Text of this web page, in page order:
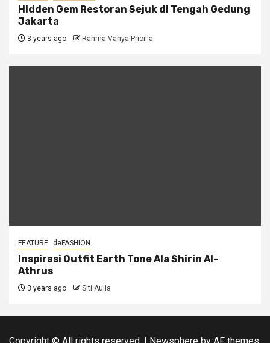
Hidden Gem Restoran Sejuk di Tengah Gedung
Jakarta
3 years ago Rahma Vanya Pricilla
FEATURE deFASHION
Inspirasi Outfit Earth Tone Ala Shirin Al-
Athrus
3 years ago Siti Aulia